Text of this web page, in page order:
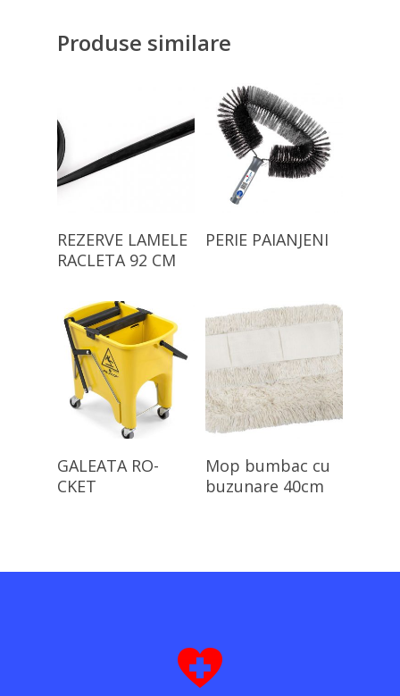
Produse similare
Citește Mai Mult
REZERVE LAMELE
RACLETA 92 CM
Citește Mai Mult
PERIE PAIANJENI
GALEATA RO-
CKET
Citește Mai Mult
Mop bumbac cu
buzunare 40cm